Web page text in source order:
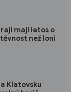
mají letos o
než loni
Klatovsku